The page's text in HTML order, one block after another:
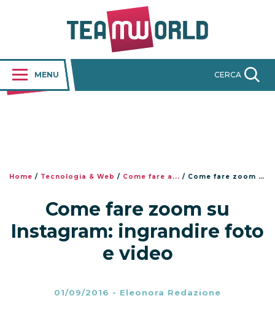
MENU CERCA
Home / Tecnologia & Web / Come fare a... / Come fare zoom su Instagram: ingrandire foto e video
Come fare zoom su
Instagram: ingrandire foto
e video
01/09/2016 - Eleonora Redazione